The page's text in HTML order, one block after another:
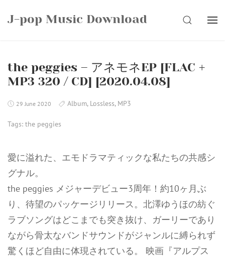
J-pop Music Download SEARCH
the peggies – アネモネEP [FLAC +
MP3 320 / CD] [2020.04.08]
29 June 2020 Album, Lossless, MP3
Tags: the peggies
愛に溢れた、エモドラマティックな私たちの共感シ
グナル。
the peggies メジャーデビュー3周年！約10ヶ月ぶ
り、待望のパッケージリリース。北澤ゆうほの紡ぐ
ラブソングはどこまでも突き抜け、ガーリーであり
ながら骨太なバンドサウンドがジャンルに縛られず
驚くほど自由に体現されている。 映画『アルプス